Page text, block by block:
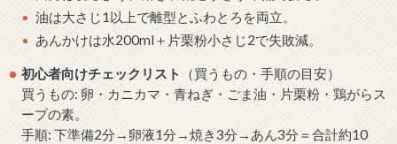
油は大さじ1以上で離型とふわとろを両立。
あんかけは水200ml＋片栗粉小さじ2で失敗減。
初心者向けチェックリスト
（買うもの・手順の目安）
買うもの: 卵・カニカマ・青ねぎ・ごま油・片栗粉・鶏がらス
ープの素。
手順: 下準備2分→卵液1分→焼き3分→あん3分＝合計約10